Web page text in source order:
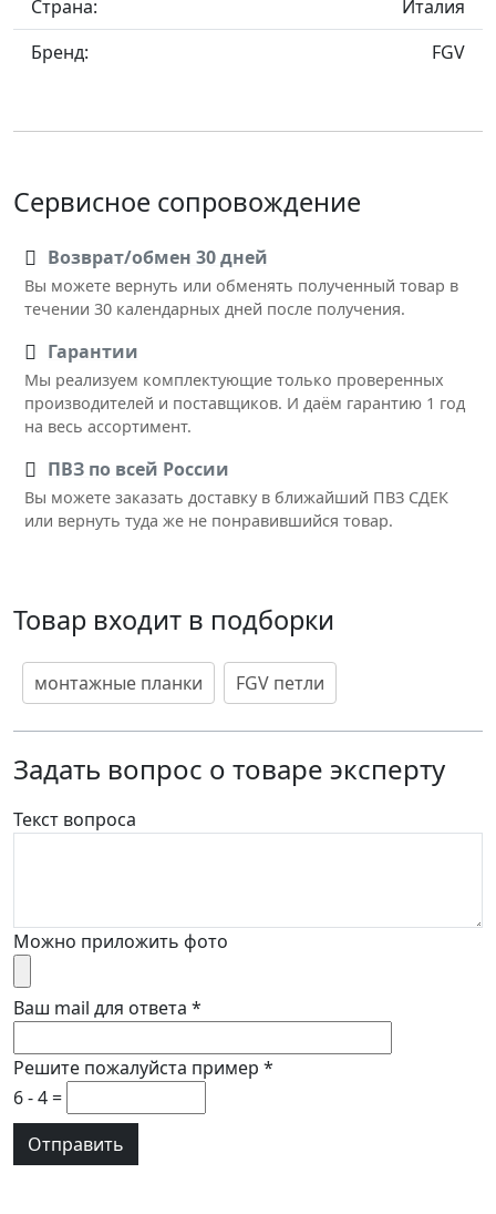
Страна:
Италия
Бренд:
FGV
Сервисное сопровождение
Возврат/обмен 30 дней
Вы можете вернуть или обменять полученный товар в
течении 30 календарных дней после получения.
Гарантии
Мы реализуем комплектующие только проверенных
производителей и поставщиков. И даём гарантию 1 год
на весь ассортимент.
ПВЗ по всей России
Вы можете заказать доставку в ближайший ПВЗ СДЕК
или вернуть туда же не понравившийся товар.
Товар входит в подборки
монтажные планки FGV петли
Задать вопрос о товаре эксперту
Текст вопроса
Можно приложить фото
Ваш mail для ответа *
Решите пожалуйста пример *
6 - 4 =